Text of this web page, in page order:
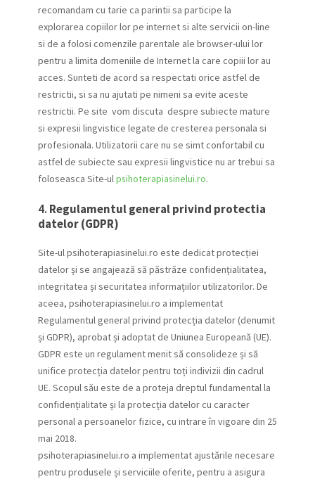
recomandam cu tarie ca parintii sa participe la
explorarea copiilor lor pe internet si alte servicii on-line
si de a folosi comenzile parentale ale browser-ului lor
pentru a limita domeniile de Internet la care copiii lor au
acces. Sunteti de acord sa respectati orice astfel de
restrictii, si sa nu ajutati pe nimeni sa evite aceste
restrictii. Pe site vom discuta despre subiecte mature
si expresii lingvistice legate de cresterea personala si
profesionala. Utilizatorii care nu se simt confortabil cu
astfel de subiecte sau expresii lingvistice nu ar trebui sa
foloseasca Site-ulpsihoterapiasinelui.ro.
4. Regulamentul general privind protectia
datelor (GDPR)
Site-ul psihoterapiasinelui.ro este dedicat protecției
datelor și se angajează să păstrăze confidențialitatea,
integritatea și securitatea informațiilor utilizatorilor. De
aceea, psihoterapiasinelui.ro a implementat
Regulamentul general privind protecția datelor (denumit
și GDPR), aprobat și adoptat de Uniunea Europeană (UE).
GDPR este un regulament menit să consolideze și să
unifice protecția datelor pentru toți indivizii din cadrul
UE. Scopul său este de a proteja dreptul fundamental la
confidențialitate și la protecția datelor cu caracter
personal a persoanelor fizice, cu intrare în vigoare din 25
mai 2018.
psihoterapiasinelui.ro a implementat ajustările necesare
pentru produsele și serviciile oferite, pentru a asigura